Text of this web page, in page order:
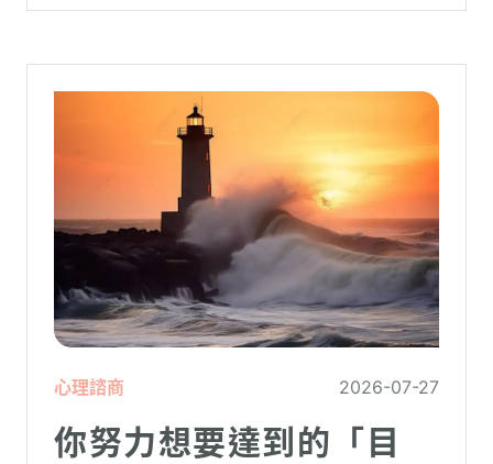
心理諮商 2026-07-27
你努力想要達到的「目